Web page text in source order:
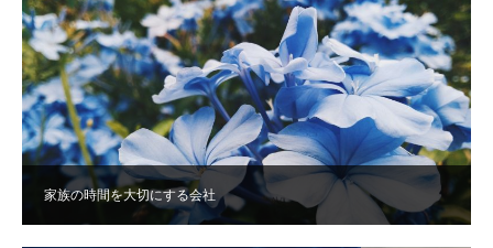
家族の時間を大切にする会社